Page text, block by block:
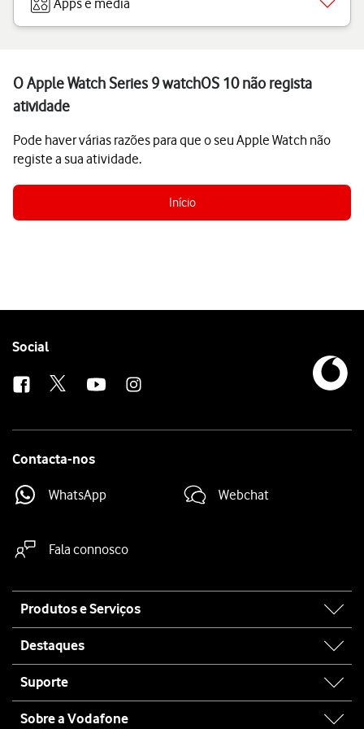
Apps e media
O Apple Watch Series 9 watchOS 10 não regista
atividade
Pode haver várias razões para que o seu Apple Watch não
registe a sua atividade.
Início
Follow
Social
Contacta-nos
WhatsApp Webchat
Fala connosco
map
Produtos e Serviços
Destaques
Suporte
Sobre a Vodafone